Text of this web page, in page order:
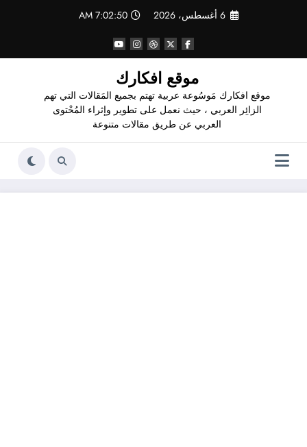
6 أغسطس، 2026 7:02:51 AM
موقع افكارك
موقع افكارك مَوسُوعة عربية تهتم بجميع المَقالات التي تهم
الزائِر العربي ، حيث نعمل على تطوير وإثراء المُحْتوى
العربي عن طريق مقالات متنوعة